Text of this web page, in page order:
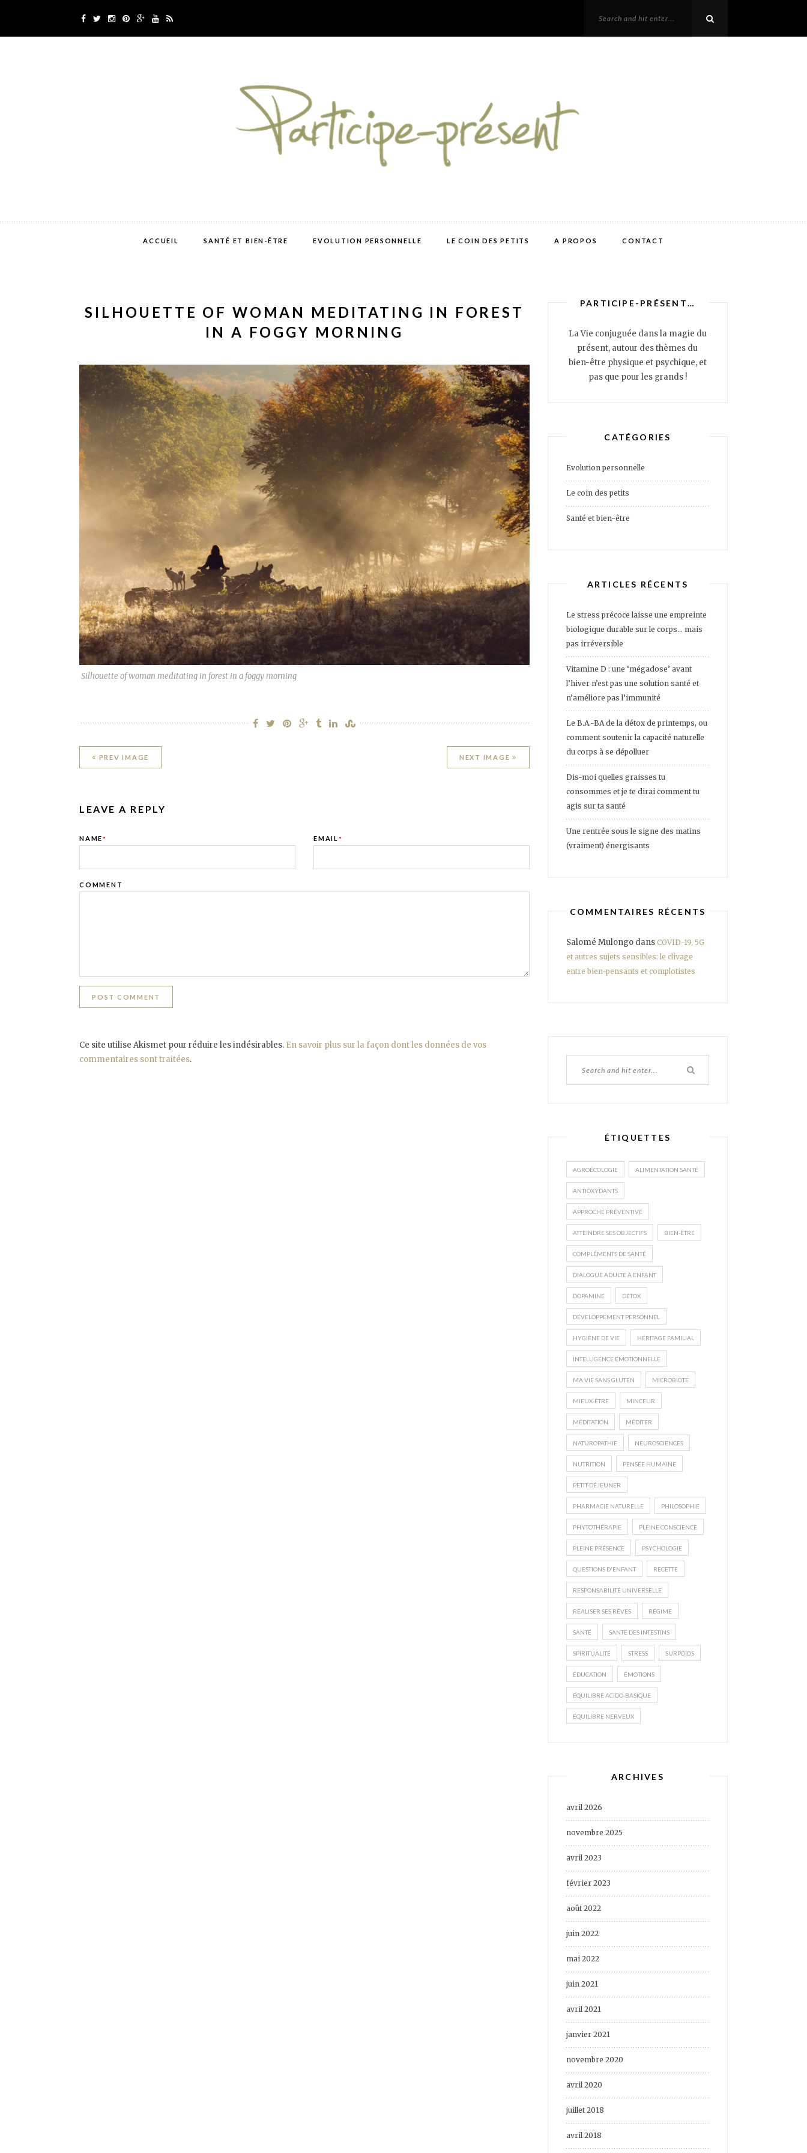
ACCUEIL SANTÉ ET BIEN-ÊTRE EVOLUTION PERSONNELLE LE COIN DES PETITS A PROPOS CONTACT
SILHOUETTE OF WOMAN MEDITATING IN FOREST
IN A FOGGY MORNING
Silhouette of woman meditating in forest in a foggy morning
PREV IMAGE NEXT IMAGE
LEAVE A REPLY
NAME* EMAIL *
COMMENT
Ce site utilise Akismet pour réduire les indésirables. En savoir plus sur la façon dont les données de vos
commentaires sont traitées.
PARTICIPE-PRÉSENT…
La Vie conjuguée dans la magie du
présent, autour des thèmes du
bien-être physique et psychique, et
pas que pour les grands !
CATÉGORIES
Evolution personnelle
Le coin des petits
Santé et bien-être
ARTICLES RÉCENTS
Le stress précoce laisse une empreinte
biologique durable sur le corps… mais
pas irréversible
Vitamine D : une ‘mégadose’ avant
l’hiver n’est pas une solution santé et
n’améliore pas l’immunité
Le B.A.-BA de la détox de printemps, ou
comment soutenir la capacité naturelle
du corps à se dépolluer
Dis-moi quelles graisses tu
consommes et je te dirai comment tu
agis sur ta santé
Une rentrée sous le signe des matins
(vraiment) énergisants
COMMENTAIRES RÉCENTS
Salomé Mulongodans COVID-19, 5G
et autres sujets sensibles: le clivage
entre bien-pensants et complotistes
ÉTIQUETTES
AGROÉCOLOGIE ALIMENTATION SANTÉ
ANTIOXYDANTS
APPROCHE PRÉVENTIVE
ATTEINDRE SES OBJECTIFS BIEN-ÊTRE
COMPLÉMENTS DE SANTÉ
DIALOGUE ADULTE À ENFANT
DOPAMINE DÉTOX
DÉVELOPPEMENT PERSONNEL
HYGIÈNE DE VIE HÉRITAGE FAMILIAL
INTELLIGENCE ÉMOTIONNELLE
MA VIE SANS GLUTEN MICROBIOTE
MIEUX-ÊTRE MINCEUR
MÉDITATION MÉDITER
NATUROPATHIE NEUROSCIENCES
NUTRITION PENSÉE HUMAINE
PETIT-DÉJEUNER
PHARMACIE NATURELLE PHILOSOPHIE
PHYTOTHÉRAPIE PLEINE CONSCIENCE
PLEINE PRÉSENCE PSYCHOLOGIE
QUESTIONS D'ENFANT RECETTE
RESPONSABILITÉ UNIVERSELLE
RÉALISER SES RÊVES RÉGIME
SANTÉ SANTÉ DES INTESTINS
SPIRITUALITÉ STRESS SURPOIDS
ÉDUCATION ÉMOTIONS
ÉQUILIBRE ACIDO-BASIQUE
ÉQUILIBRE NERVEUX
ARCHIVES
avril 2026
novembre 2025
avril 2023
février 2023
août 2022
juin 2022
mai 2022
juin 2021
avril 2021
janvier 2021
novembre 2020
avril 2020
juillet 2018
avril 2018